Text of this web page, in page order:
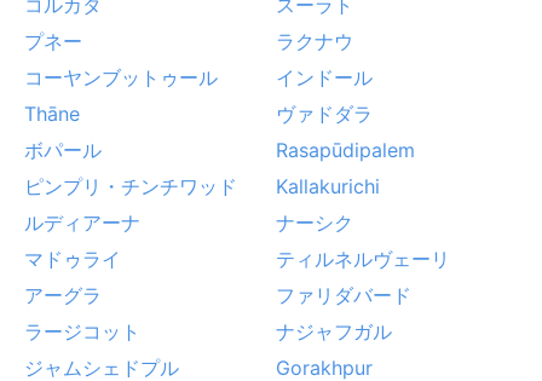
プネー
ラクナウ
コーヤンブットゥール
インドール
Thāne
ヴァドダラ
ボパール
Rasapūdipalem
ピンプリ・チンチワッド
Kallakurichi
ルディアーナ
ナーシク
マドゥライ
ティルネルヴェーリ
アーグラ
ファリダバード
ラージコット
ナジャフガル
ジャムシェドプル
Gorakhpur